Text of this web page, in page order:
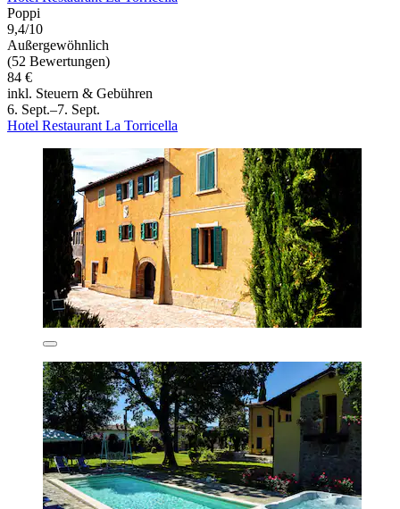
Poppi
9,4/10
Außergewöhnlich
(52 Bewertungen)
84 €
inkl. Steuern & Gebühren
6. Sept.–7. Sept.
Hotel Restaurant La Torricella